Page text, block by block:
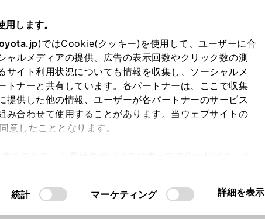
します。
)ではCookie(クッキー)を使用して、ユーザーに合
ャルメディアの提供、広告の表示回数やクリック数の測
サイト利用状況についても情報を収集し、ソーシャルメ
トナーと共有しています。各パートナーは、ここで収集
提供した他の情報、ユーザーが各パートナーのサービス
み合わせて使用することがあります。当ウェブサイトの
したこととなります。
統計 マーケティング 詳細を表示
入力内容のご確認
ログインして自動入力